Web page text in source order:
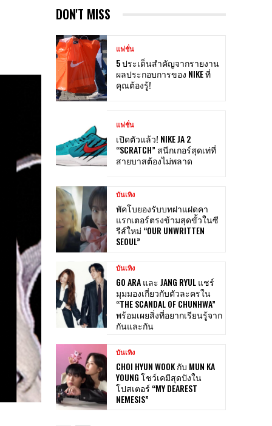
DON'T MISS
แฟชั่น
5 ประเด็นสำคัญจากรายงาน
ผลประกอบการของ NIKE ที่
คุณต้องรู้!
แฟชั่น
เปิดตัวแล้ว! NIKE JA 2
“SCRATCH” สนีกเกอร์สุดเท่ที่
สายบาสต้องไม่พลาด
บันเทิง
พัคโบยองรับบทฝาแฝดคา
แรกเตอร์ตรงข้ามสุดขั้วในซี
รีส์ใหม่ “OUR UNWRITTEN
SEOUL”
บันเทิง
GO ARA และ JANG RYUL แชร์
มุมมองเกี่ยวกับตัวละครใน
“THE SCANDAL OF CHUNHWA”
พร้อมเผยสิ่งที่อยากเรียนรู้จาก
กันและกัน
บันเทิง
CHOI HYUN WOOK กับ MUN KA
YOUNG โชว์เคมีสุดปังใน
โปสเตอร์ “MY DEAREST
NEMESIS”